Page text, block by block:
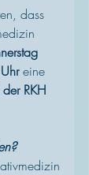
dass
eine
RKH